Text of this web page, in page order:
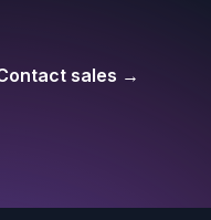
sales →